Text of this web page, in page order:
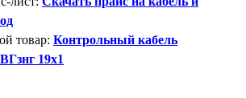
товар: Контрольный кабель
19х1